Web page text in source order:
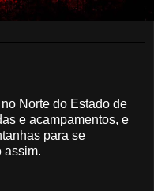
Norte do Estado de
e acampamentos, e
para se
assim.